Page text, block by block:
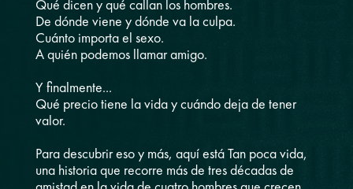
Qué dicen y qué callan los hombres.
De dónde viene y dónde va la culpa.
Cuánto importa el sexo.
A quién podemos llamar amigo.
Y finalmente...
Qué precio tiene la vida y cuándo deja de tener
valor.
Para descubrir eso y más, aquí está Tan poca vida,
una historia que recorre más de tres décadas de